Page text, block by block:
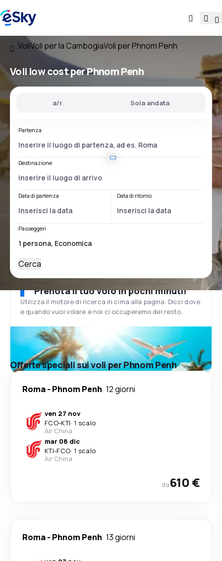
VoliVoli per la CambogiaVoli per Phnom Penh
Voli low cost per Phnom Penh
a/r Sola andata
Partenza
Destinazione
Data di partenza Data di ritorno
Passeggeri
Cerca
Prenota il tuo volo in pochi minuti!
Utilizza il motore di ricerca in cima alla pagina. Dicci dove
e quando vuoi volare e noi ci occuperemo del resto.
Offerte speciali sui voli per Phnom Penh
Roma- Phnom Penh 12 giorni
ven 27 nov
FCO-KTI· 1 scalo
Air China
mar 08 dic
KTI-FCO· 1 scalo
Air China
da610 €
Roma- Phnom Penh 13 giorni